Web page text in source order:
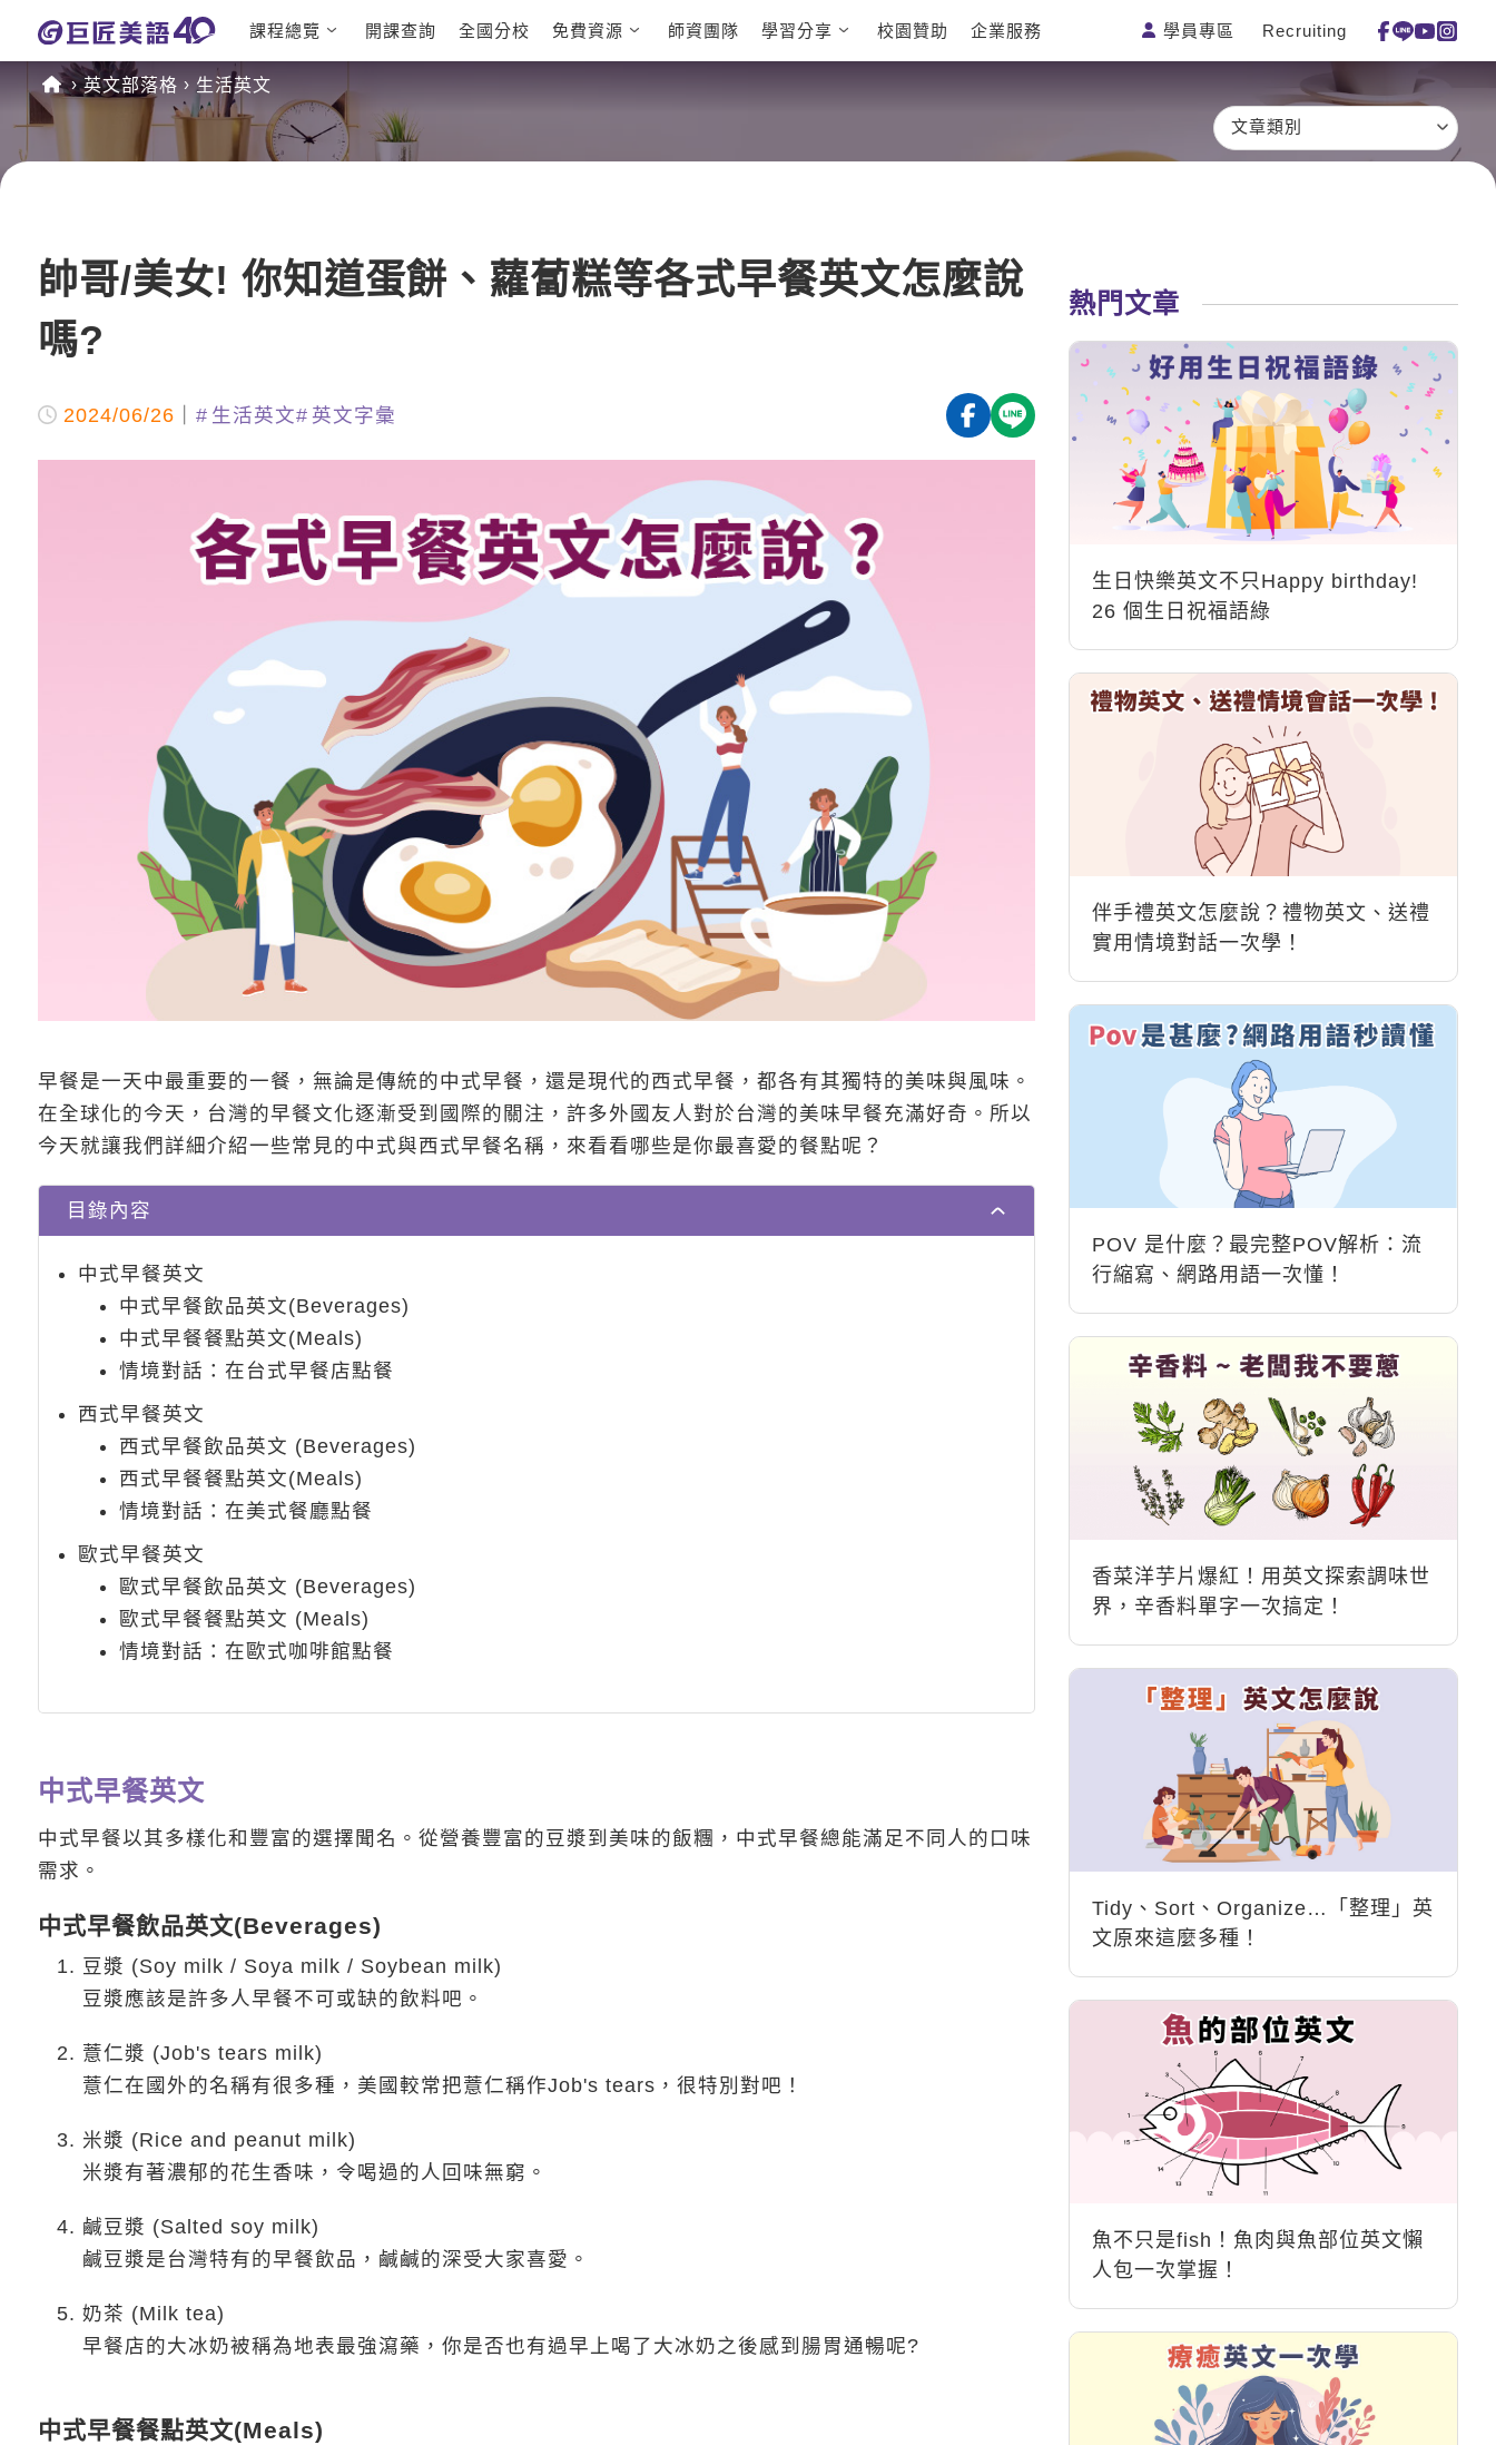
課程總覽
日語課程總
英文課程總
表
TOEFL 托福課程
Cengage TED
Talks
CNN聽力強化
英語俱樂
日語
韓語
一對一家教
企業訓練
開課查詢 全國分校 免費資源 師資團隊 學習分享 校園贊助 企業服務 學員專區 Recruiting
英文部落格 生活英文
文章類別
帥哥/美女! 你知道蛋餅、蘿蔔糕等各式早餐英文怎麼說
嗎?
2024/06/26 生活英文 英文字彙
早餐是一天中最重要的一餐，無論是傳統的中式早餐，還是現代的西式早餐，都各有其獨特的美味與風味。
在全球化的今天，台灣的早餐文化逐漸受到國際的關注，許多外國友人對於台灣的美味早餐充滿好奇。所以
今天就讓我們詳細介紹一些常見的中式與西式早餐名稱，來看看哪些是你最喜愛的餐點呢？
目錄內容
中式早餐英文
中式早餐飲品英文(Beverages)
中式早餐餐點英文(Meals)
情境對話：在台式早餐店點餐
西式早餐英文
西式早餐飲品英文 (Beverages)
西式早餐餐點英文(Meals)
情境對話：在美式餐廳點餐
歐式早餐英文
歐式早餐飲品英文 (Beverages)
歐式早餐餐點英文 (Meals)
情境對話：在歐式咖啡館點餐
中式早餐英文
中式早餐以其多樣化和豐富的選擇聞名。從營養豐富的豆漿到美味的飯糰，中式早餐總能滿足不同人的口味
需求。
中式早餐飲品英文(Beverages)
豆漿 (Soy milk / Soya milk / Soybean milk)
豆漿應該是許多人早餐不可或缺的飲料吧。
薏仁漿 (Job's tears milk)
薏仁在國外的名稱有很多種，美國較常把薏仁稱作Job's tears，很特別對吧！
米漿 (Rice and peanut milk)
米漿有著濃郁的花生香味，令喝過的人回味無窮。
鹹豆漿 (Salted soy milk)
鹹豆漿是台灣特有的早餐飲品，鹹鹹的深受大家喜愛。
奶茶 (Milk tea)
早餐店的大冰奶被稱為地表最強瀉藥，你是否也有過早上喝了大冰奶之後感到腸胃通暢呢?
中式早餐餐點英文(Meals)
熱門文章
生日快樂英文不只Happy birthday!
26 個生日祝福語綠
伴手禮英文怎麼說？禮物英文、送禮
實用情境對話一次學！
POV 是什麼？最完整POV解析：流
行縮寫、網路用語一次懂！
香菜洋芋片爆紅！用英文探索調味世
界，辛香料單字一次搞定！
Tidy、Sort、Organize…「整理」英
文原來這麼多種！
魚不只是fish！魚肉與魚部位英文懶
人包一次掌握！